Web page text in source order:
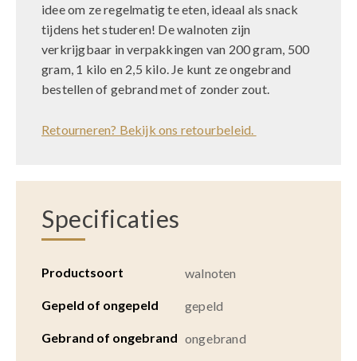
idee om ze regelmatig te eten, ideaal als snack
tijdens het studeren! De walnoten zijn
verkrijgbaar in verpakkingen van 200 gram, 500
gram, 1 kilo en 2,5 kilo. Je kunt ze ongebrand
bestellen of gebrand met of zonder zout.
Retourneren? Bekijk ons retourbeleid.
Specificaties
Productsoort walnoten
Gepeld of ongepeld gepeld
Gebrand of ongebrand ongebrand